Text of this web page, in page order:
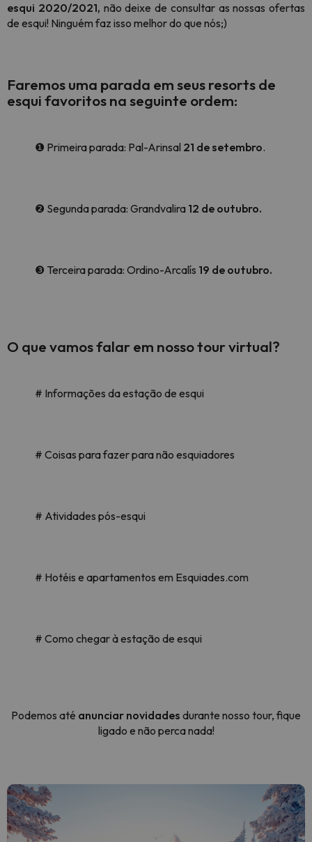
esqui 2020/2021, não deixe de consultar as nossas ofertas
de esqui! Ninguém faz isso melhor do que nós;)
Faremos uma parada em seus resorts de
esqui favoritos na seguinte ordem:
❶ Primeira parada: Pal-Arinsal 21 de setembro.
❷ Segunda parada: Grandvalira 12 de outubro.
❸ Terceira parada: Ordino-Arcalís 19 de outubro.
O que vamos falar em nosso tour virtual?
# Informações da estação de esqui
# Coisas para fazer para não esquiadores
# Atividades pós-esqui
# Hotéis e apartamentos em Esquiades.com
# Como chegar à estação de esqui
Podemos até anunciar novidades durante nosso tour, fique
ligado e não perca nada!